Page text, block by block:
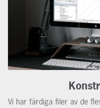
Vi har färdiga filer av de